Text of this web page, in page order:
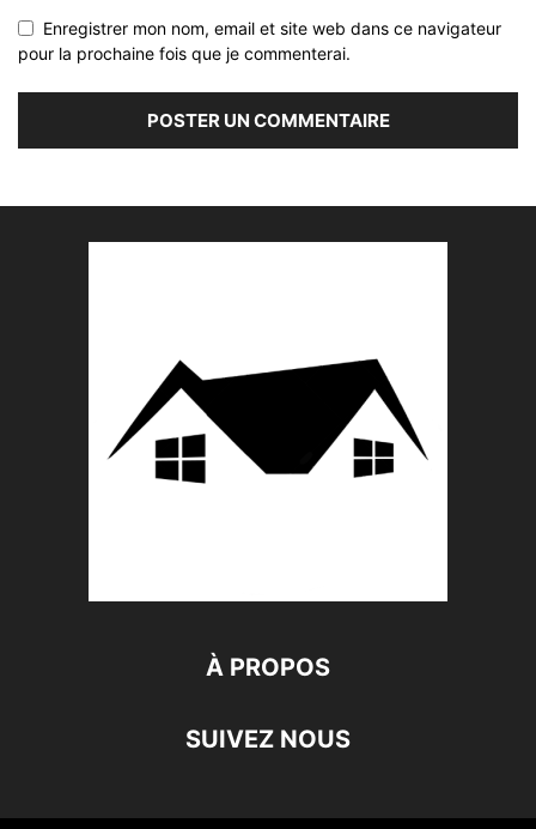
Enregistrer mon nom, email et site web dans ce navigateur
pour la prochaine fois que je commenterai.
À PROPOS
SUIVEZ NOUS